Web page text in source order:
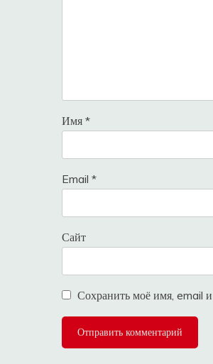
Имя *
Email *
Сайт
Сохранить моё имя, email и